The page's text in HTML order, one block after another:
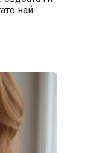
най-